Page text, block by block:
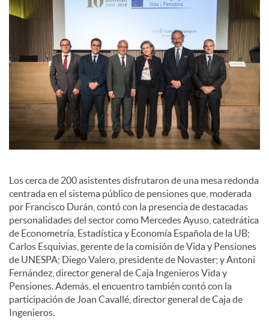
d
e
c
o
n
t
e
n
Los cerca de 200 asistentes disfrutaron de una mesa redonda
centrada en el sistema público de pensiones que, moderada
por Francisco Durán, contó con la presencia de destacadas
personalidades del sector como Mercedes Ayuso, catedrática
de Econometría, Estadística y Economía Española de la UB;
Carlos Esquivias, gerente de la comisión de Vida y Pensiones
de UNESPA; Diego Valero, presidente de Novaster; y Antoni
Fernández, director general de Caja Ingenieros Vida y
Pensiones. Además, el encuentro también contó con la
participación de Joan Cavallé, director general de Caja de
Ingenieros.